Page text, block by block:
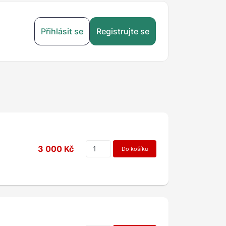
Přihlásit se Registrujte se
3 000 Kč Do košíku